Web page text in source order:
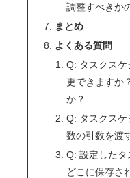
調整すべきか
まとめ
よくある質問
Q: タスクス
更できますか
か？
Q: タスクスケ
数の引数を渡
Q: 設定したタ
どこに保存さ